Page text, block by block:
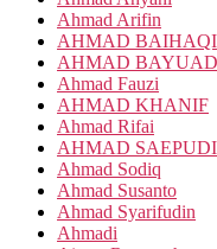
Ahmad Arifin
AHMAD BAIHAQI
AHMAD
Ahmad Fauzi
AHMAD KHANIF
Ahmad Rifai
AHMAD
Ahmad Sodiq
Ahmad Susanto
Ahmad Syarifudin
Ahmadi